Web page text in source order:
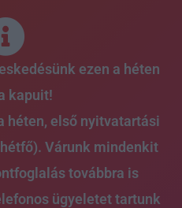
ezen a héten
kapuit!
héten, első nyitvatartási
Várunk mindenkit
továbbra is
ügyeletet tartunk